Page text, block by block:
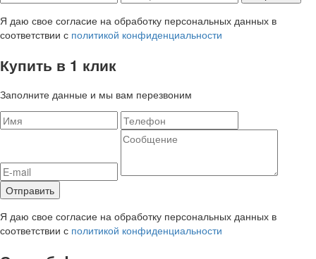
Я даю свое согласие на обработку персональных данных в
соответствии с политикой конфиденциальности
Купить в 1 клик
Заполните данные и мы вам перезвоним
Я даю свое согласие на обработку персональных данных в
соответствии с политикой конфиденциальности